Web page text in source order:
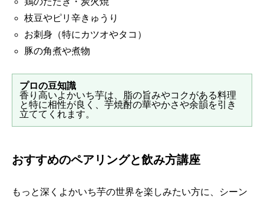
枝豆やピリ辛きゅうり
お刺身（特にカツオやタコ）
豚の角煮や煮物
プロの豆知識
香り高いよかいち芋は、脂の旨みやコクがある料理
と特に相性が良く、芋焼酎の華やかさや余韻を引き
立ててくれます。
おすすめのペアリングと飲み方講座
もっと深くよかいち芋の世界を楽しみたい方に、シーン